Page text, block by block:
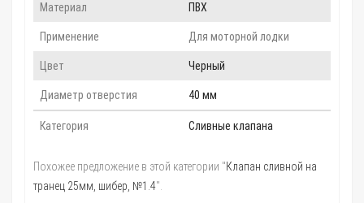
Материал ПВХ
Применение Для моторной лодки
Цвет Черный
Диаметр отверстия 40 мм
Категория Сливные клапана
Похожее предложение в этой категории "Клапан сливной на
транец 25мм, шибер, №1.4".